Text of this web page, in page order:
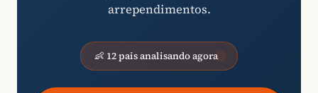
arrependimentos.
👶 12 pais analisando agora